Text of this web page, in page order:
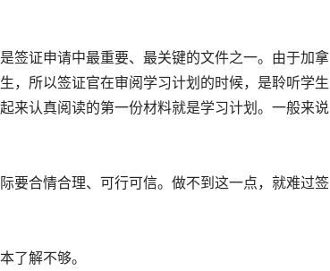
证申请中最重要、最关键的文件之一。由于加拿
，所以签证官在审阅学习计划的时候，是聆听学生
来认真阅读的第一份材料就是学习计划。一般来说
合情合理、可行可信。做不到这一点，就难过签
解不够。